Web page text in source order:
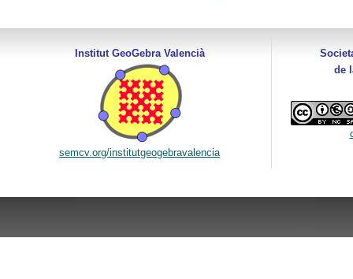
Institut GeoGebra Valencià
semcv.org/institutgeogebravalencia
de